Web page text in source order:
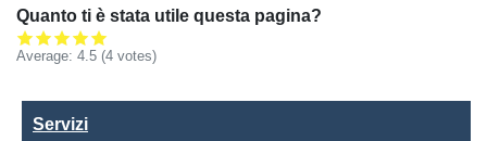
Quanto ti è stata utile questa pagina?
Average: 4.5 (4 votes)
Servizi
Servizi